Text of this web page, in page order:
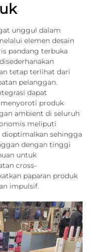
unggul dalam
elemen desain
pandang terbuka
tetap terlihat dari
pelanggan.
dapat
produk
ambient di seluruh
meliputi
sehingga
dengan tinggi
untuk
cross-
paparan produk
impulsif.